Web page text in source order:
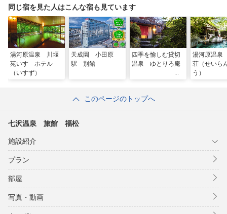
同じ宿を見た人はこんな宿も見ています
湯河原温泉 川堰
苑いすゞホテル
（いすず）
天成園 小田原
駅 別館
四季を愉しむ貸切
温泉 ゆとりろ庵
湯河原温
荘（せいら
う）
このページのトップへ
七沢温泉 旅館 福松
施設紹介
プラン
部屋
写真・動画